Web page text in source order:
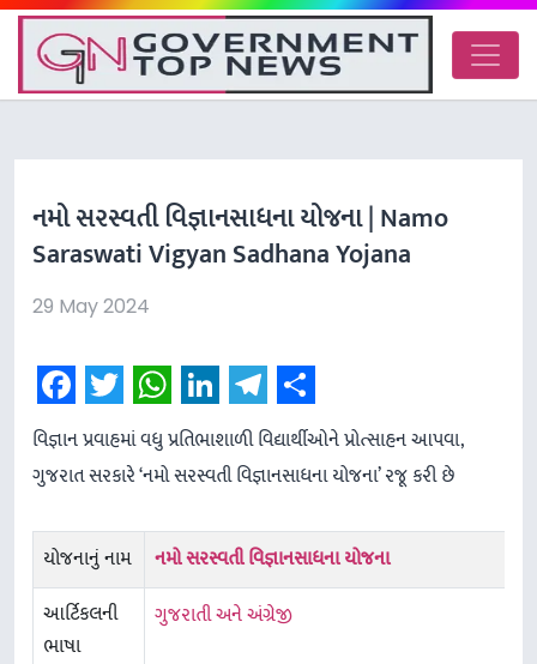
નમો સરસ્વતી વિજ્ઞાનસાધના યોજના | Namo
Saraswati Vigyan Sadhana Yojana
29 May 2024
Facebook
Twitter
WhatsApp
LinkedIn
Telegram
Share
વિજ્ઞાન પ્રવાહમાં વધુ પ્રતિભાશાળી વિદ્યાર્થીઓને પ્રોત્સાહન આપવા,
ગુજરાત સરકારે ‘નમો સરસ્વતી વિજ્ઞાનસાધના યોજના’ રજૂ કરી છે
યોજનાનું નામ
નમો સરસ્વતી વિજ્ઞાનસાધના યોજના
આર્ટિકલની
ભાષા
ગુજરાતી અને અંગ્રેજી